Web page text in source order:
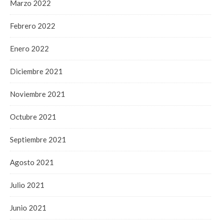
Marzo 2022
Febrero 2022
Enero 2022
Diciembre 2021
Noviembre 2021
Octubre 2021
Septiembre 2021
Agosto 2021
Julio 2021
Junio 2021